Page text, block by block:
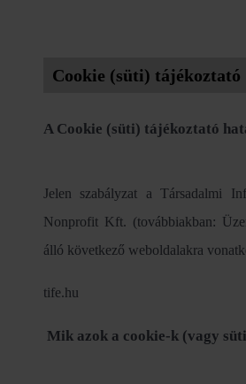
Cookie (süti) tájékoztató
A Cookie (süti) tájékoztató
Jelen szabályzat a Társadalmi
Nonprofit Kft. (továbbiakban:
álló következő weboldalakra
tife.hu
Mik azok a cookie-k (vagy